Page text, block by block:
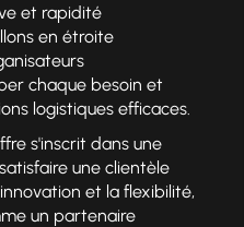
et rapidité
en étroite
chaque besoin et
logistiques efficaces.
s'inscrit dans une
une clientèle
et la flexibilité,
un partenaire